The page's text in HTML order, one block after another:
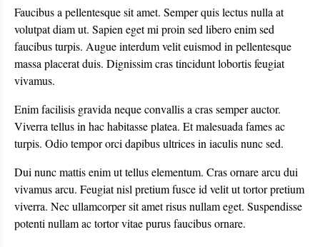
Faucibus a pellentesque sit amet. Semper quis lectus nulla at
volutpat diam ut. Sapien eget mi proin sed libero enim sed
faucibus turpis. Augue interdum velit euismod in pellentesque
massa placerat duis. Dignissim cras tincidunt lobortis feugiat
vivamus.
Enim facilisis gravida neque convallis a cras semper auctor.
Viverra tellus in hac habitasse platea. Et malesuada fames ac
turpis. Odio tempor orci dapibus ultrices in iaculis nunc sed.
Dui nunc mattis enim ut tellus elementum. Cras ornare arcu dui
vivamus arcu. Feugiat nisl pretium fusce id velit ut tortor pretium
viverra. Nec ullamcorper sit amet risus nullam eget. Suspendisse
potenti nullam ac tortor vitae purus faucibus ornare.